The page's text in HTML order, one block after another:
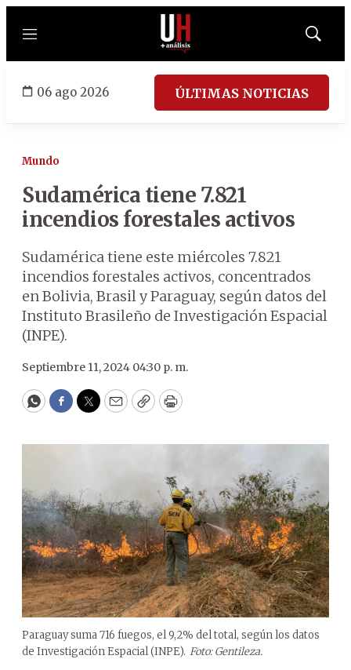
Menú
Mostrar
06 ago 2026 ÚLTIMAS NOTICIAS
Mundo
Sudamérica tiene 7.821
incendios forestales activos
Sudamérica tiene este miércoles 7.821
incendios forestales activos, concentrados
en Bolivia, Brasil y Paraguay, según datos del
Instituto Brasileño de Investigación Espacial
(INPE).
Septiembre 11, 2024 04:30 p. m.
WhatsApp
Facebook
Twitter
EmailCopyPrint
Paraguay suma 716 fuegos, el 9,2% del total, según los datos
de Investigación Espacial (INPE). Foto: Gentileza.